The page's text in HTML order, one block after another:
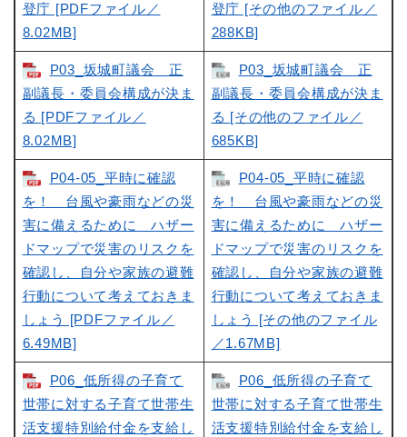
登庁 [PDFファイル／
8.02MB]
登庁 [その他のファイル／
288KB]
P03_坂城町議会 正
副議長・委員会構成が決ま
る [PDFファイル／
8.02MB]
P03_坂城町議会 正
副議長・委員会構成が決ま
る [その他のファイル／
685KB]
P04-05_平時に確認
を！ 台風や豪雨などの災
害に備えるために ハザー
ドマップで災害のリスクを
確認し、自分や家族の避難
行動について考えておきま
しょう [PDFファイル／
6.49MB]
P04-05_平時に確認
を！ 台風や豪雨などの災
害に備えるために ハザー
ドマップで災害のリスクを
確認し、自分や家族の避難
行動について考えておきま
しょう [その他のファイル
／1.67MB]
P06_低所得の子育て
世帯に対する子育て世帯生
活支援特別給付金を支給し
P06_低所得の子育て
世帯に対する子育て世帯生
活支援特別給付金を支給し